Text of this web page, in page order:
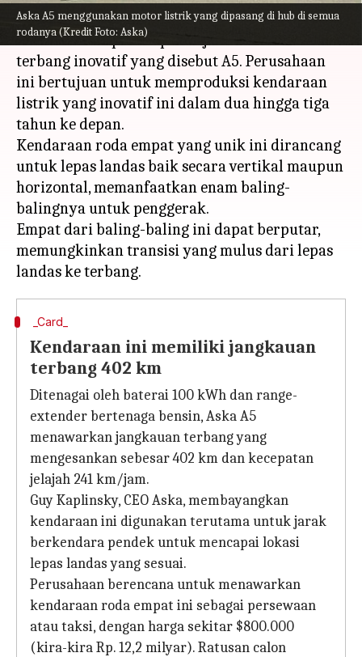
Aska A5 menggunakan motor listrik yang dipasang di hub di semua
rodanya (Kredit Foto: Aska)
Aska, sebuah perusahaan California Utara, telah
meluncurkan prototipe kerja dari mobil
terbang inovatif yang disebut A5. Perusahaan
ini bertujuan untuk memproduksi kendaraan
listrik yang inovatif ini dalam dua hingga tiga
tahun ke depan.
Kendaraan roda empat yang unik ini dirancang
untuk lepas landas baik secara vertikal maupun
horizontal, memanfaatkan enam baling-
balingnya untuk penggerak.
Empat dari baling-baling ini dapat berputar,
memungkinkan transisi yang mulus dari lepas
_Card_
Kendaraan ini memiliki jangkauan
terbang 402 km
Ditenagai oleh baterai 100 kWh dan range-
extender bertenaga bensin, Aska A5
menawarkan jangkauan terbang yang
mengesankan sebesar 402 km dan kecepatan
jelajah 241 km/jam.
Guy Kaplinsky, CEO Aska, membayangkan
kendaraan ini digunakan terutama untuk jarak
berkendara pendek untuk mencapai lokasi
lepas landas yang sesuai.
Perusahaan berencana untuk menawarkan
kendaraan roda empat ini sebagai persewaan
atau taksi, dengan harga sekitar $800.000
(kira-kira Rp. 12,2 milyar). Ratusan calon